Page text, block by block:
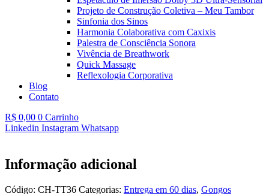
Projeto de Construção Coletiva – Meu Tambor
Sinfonia dos Sinos
Harmonia Colaborativa com Caxixis
Palestra de Consciência Sonora
Vivência de Breathwork
Quick Massage
Reflexologia Corporativa
Blog
Contato
R$ 0,00 0 Carrinho
Linkedin Instagram Whatsapp
Informação adicional
Código: CH-TT36 Categorias: Entrega em 60 dias, Gongos